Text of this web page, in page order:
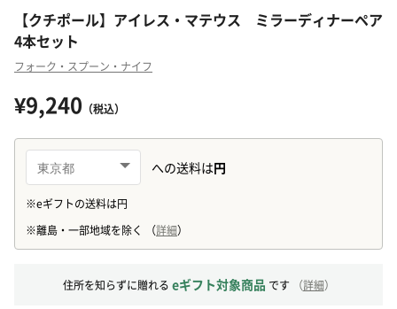
【クチポール】アイレス・マテウス ミラーディナーペア
4本セット
フォーク・スプーン・ナイフ
¥9,240 （税込）
住所を知らずに贈れる eギフト対象商品 です （詳細）